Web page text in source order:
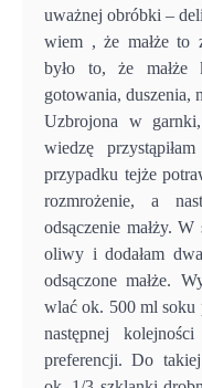
uważnej obróbki –
wiem , że małże to
było to, że
gotowania, duszenia,
Uzbrojona w
wiedzę
przypadku tejże
rozmrożenie, a
odsączenie małży.
oliwy i dodałam
odsączone małże.
wlać ok. 500 ml
następnej
preferencji. Do